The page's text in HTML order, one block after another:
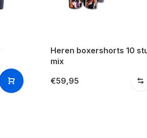
Heren boxershorts 10
mix
€59,95